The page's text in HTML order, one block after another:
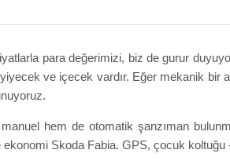
para değerimizi, biz de gurur
ve içecek vardır. Eğer mekanik
hem de otomatik şanzıman
Skoda Fabia. GPS, çocuk koltuğu